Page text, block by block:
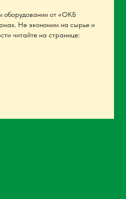
оборудовании от «ОКБ
Не экономим на сырье и
читайте на странице: